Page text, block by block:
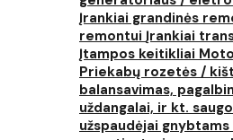
Įrankiai grandinės
remontui Įrankiai
Įtampos keitikliai
Priekabų rozetės /
balansavimas,
uždangalai, ir kt.
užspaudėjai gnybtams